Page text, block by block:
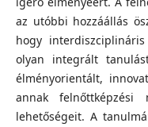
az utóbbi hozzáállás
hogy
olyan integrált
élményorientált,
annak felnőttképzési
lehetőségeit. A